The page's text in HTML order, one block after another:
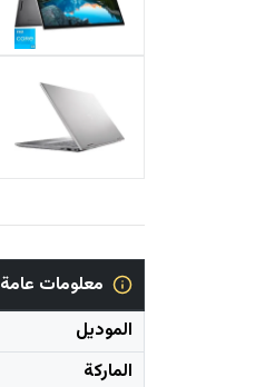
معلومات عامة
الموديل
الماركة